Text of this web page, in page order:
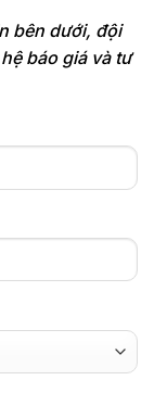
bên dưới, đội
báo giá và tư